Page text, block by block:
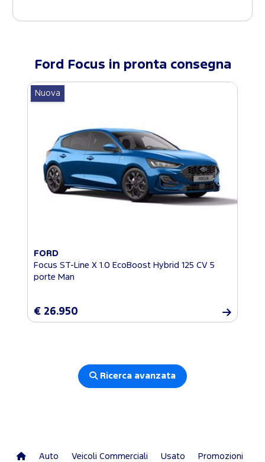
Ford Focus in pronta consegna
Nuova
FORD
Focus ST-Line X 1.0 EcoBoost Hybrid 125 CV 5
porte Man
€ 26.950
Ricerca avanzata
Auto Veicoli Commerciali Usato Promozioni